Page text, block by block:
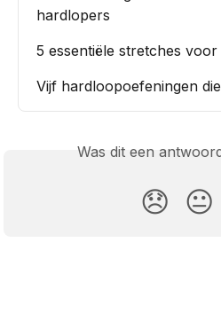
hardlopers
5 essentiële stretches
Vijf hardloopoefeningen
Was dit een
😞 😐